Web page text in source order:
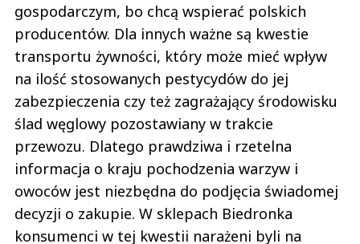
gospodarczym, bo chcą wspierać polskich
producentów. Dla innych ważne są kwestie
transportu żywności, który może mieć wpływ
na ilość stosowanych pestycydów do jej
zabezpieczenia czy też zagrażający środowisku
ślad węglowy pozostawiany w trakcie
przewozu. Dlatego prawdziwa i rzetelna
informacja o kraju pochodzenia warzyw i
owoców jest niezbędna do podjęcia świadomej
decyzji o zakupie. W sklepach Biedronka
konsumenci w tej kwestii narażeni byli na